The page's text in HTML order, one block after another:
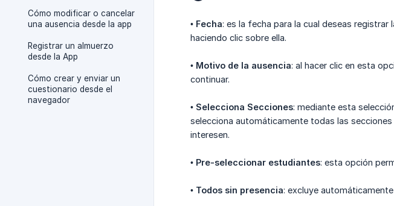
Cómo modificar o cancelar
una ausencia desde la app
Registrar un almuerzo
desde la App
Cómo crear y enviar un
cuestionario desde el
navegador
• Fecha: es la fecha para la cual deseas
haciendo clic sobre ella.
• Motivo de la ausencia: al hacer clic en esta
continuar.
• Selecciona Secciones: mediante esta
selecciona automáticamente todas las
interesen.
• Pre-seleccionar estudiantes: esta opción
• Todos sin presencia: excluye